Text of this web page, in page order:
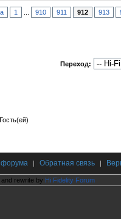
1 910 911 912 913
Переход:
форума | Обратная связь |
and rewrite by Hi Fidelity Forum